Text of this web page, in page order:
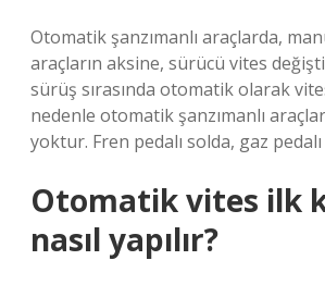
Otomatik şanzımanlı araçlarda,
araçların aksine, sürücü vites
sürüş sırasında otomatik olarak
nedenle otomatik şanzımanlı
yoktur. Fren pedalı solda, gaz pedalı
Otomatik vites ilk
nasıl yapılır?